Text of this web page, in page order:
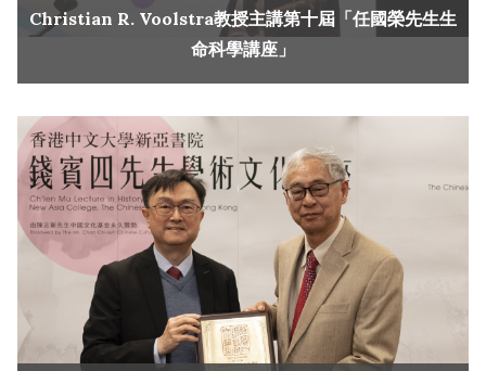
Christian R. Voolstra教授主講第十屆「任國榮先生生
命科學講座」